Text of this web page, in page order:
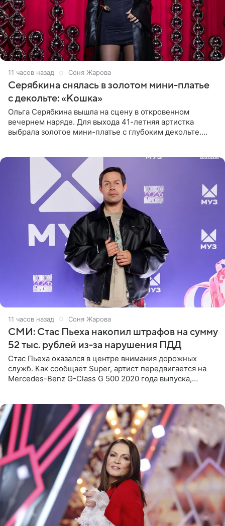
11 часов назад Соня Жарова
Серябкина снялась в золотом мини-платье
с декольте: «Кошка»
Ольга Серябкина вышла на сцену в откровенном
вечернем наряде. Для выхода 41-летняя артистка
выбрала золотое мини-платье с глубоким декольте.
11 часов назад Соня Жарова
СМИ: Стас Пьеха накопил штрафов на сумму
52 тыс. рублей из-за нарушения ПДД
Стас Пьеха оказался в центре внимания дорожных
служб. Как сообщает Super, артист передвигается на
Mercedes-Benz G-Class G 500 2020 года выпуска,